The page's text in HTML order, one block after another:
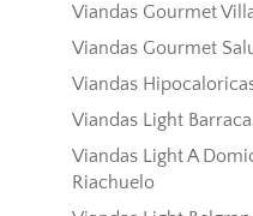
Viandas Gourmet
Viandas Gourmet
Viandas
Viandas Light
Viandas Light A
Riachuelo